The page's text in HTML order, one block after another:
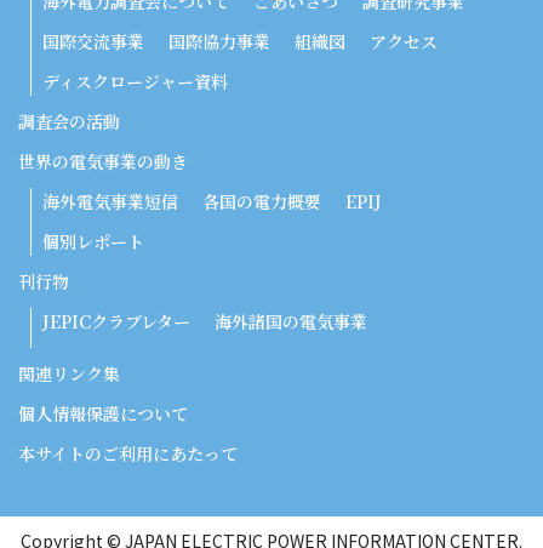
国際交流事業
国際協力事業 組織図
アクセス
ディスクロージャー資料
調査会の活動
世界の電気事業の動き
海外電気事業短信
各国の電力概要
EPIJ
個別レポート
刊行物
JEPICクラブレター
海外諸国の電気事業
関連リンク集
個人情報保護について
本サイトのご利用にあたって
Copyright © JAPAN ELECTRIC POWER INFORMATION CENTER.